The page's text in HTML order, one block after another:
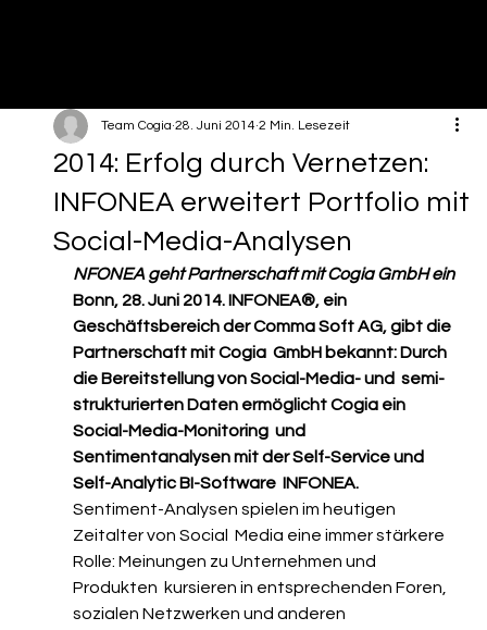
2014: Erfolg durch Vernetzen:
INFONEA erweitert Portfolio mit
Social-Media-Analysen
Team Cogia 28. Juni 2014 2 Min. Lesezeit
NFONEA geht Partnerschaft mit Cogia GmbH ein
Bonn, 28. Juni 2014. INFONEA®, ein
Geschäftsbereich der Comma Soft AG, gibt die
Partnerschaft mit Cogia  GmbH bekannt: Durch
die Bereitstellung von Social-Media- und  semi-
strukturierten Daten ermöglicht Cogia ein
Social-Media-Monitoring  und
Sentimentanalysen mit der Self-Service und
Self-Analytic BI-Software  INFONEA.
Sentiment-Analysen spielen im heutigen
Zeitalter von Social  Media eine immer stärkere
Rolle: Meinungen zu Unternehmen und
Produkten  kursieren in entsprechenden Foren,
sozialen Netzwerken und anderen